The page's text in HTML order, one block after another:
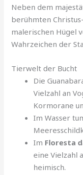
Neben dem
berühmten
malerischen Hügel
Wahrzeichen der
Tierwelt der Bucht
Die
Vielzahl an
Kormorane
Im Wasser
Im Floresta
eine Vielzahl
heimisch.